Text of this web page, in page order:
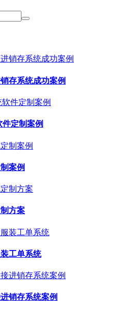
存系统成功案例
定制案例
案例
方案
工单系统
销存系统案例